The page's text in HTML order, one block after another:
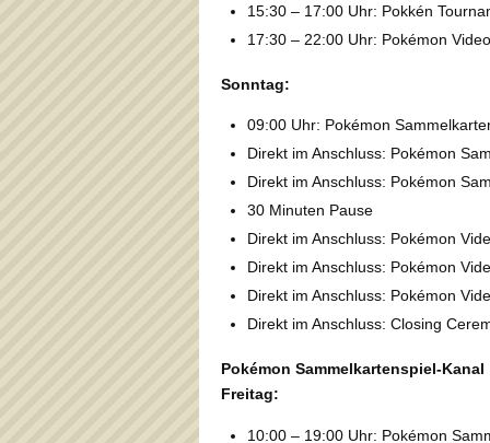
15:30 – 17:00 Uhr: Pokkén
17:30 – 22:00 Uhr: Pokémon
Sonntag:
09:00 Uhr: Pokémon
Direkt im Anschluss: Pokémon
Direkt im Anschluss: Pokémon
30 Minuten Pause
Direkt im Anschluss: Pokémon
Direkt im Anschluss: Pokémon
Direkt im Anschluss: Pokémon
Direkt im Anschluss: Closing
Pokémon Sammelkartenspiel-Kanal
Freitag:
10:00 – 19:00 Uhr: Pokémon